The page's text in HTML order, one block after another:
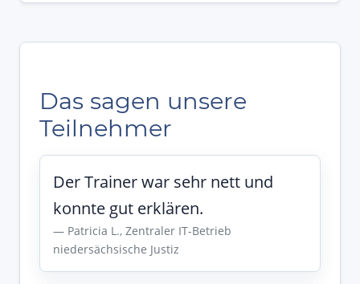
Das sagen unsere
Teilnehmer
Der Trainer war sehr nett und
konnte gut erklären.
Patricia L., Zentraler IT-Betrieb
niedersächsische Justiz